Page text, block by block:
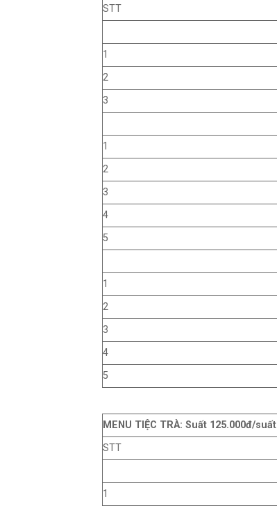
STT
1
2
3
1
2
3
4
5
1
2
3
4
5
MENU TIỆC TRÀ: Suất 125.000đ/suất
STT
1